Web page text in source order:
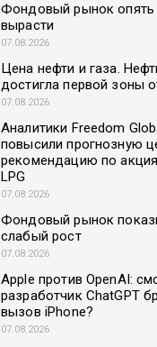
Фондовый рынок опять
вырасти
07.08.2026
Цена нефти и газа.
достигла первой зоны
07.08.2026
Аналитики Freedom
повысили прогнозную
рекомендацию по
LPG
07.08.2026
Фондовый рынок
слабый рост
07.08.2026
Apple против OpenAI:
разработчик ChatGPT
вызов iPhone?
07.08.2026